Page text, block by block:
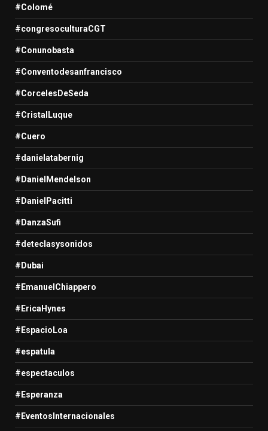
#Colomé
#congresoculturaCGT
#Conunobasta
#Conventodesanfrancisco
#CorcelesDeSeda
#CristalLuque
#Cuero
#danielatabernig
#DanielMendelson
#DanielPacitti
#DanzaSufi
#deteclasysonidos
#Dubai
#EmanuelChiappero
#EricaHynes
#EspacioLoa
#espatula
#espectaculos
#Esperanza
#EventosInternacionales